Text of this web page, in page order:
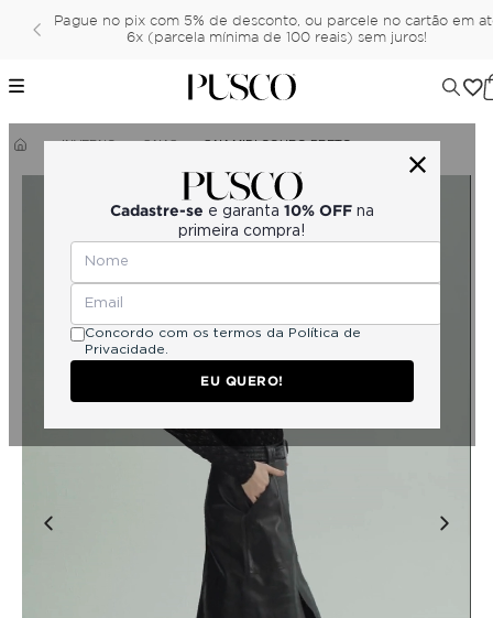
Pague no pix com 5% de desconto, ou parcele no cartão em
6x (parcela mínima de 100 reais) sem juros!
Cadastre-se e garanta 10% OFF na
primeira compra!
Concordo com os termos da Política de
Privacidade.
EU QUERO!
INVERNO SAIAS SAIA MIDI COURO PRETO